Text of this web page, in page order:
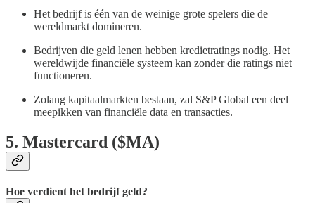
Het bedrijf is één van de weinige grote spelers die de
wereldmarkt domineren.
Bedrijven die geld lenen hebben kredietratings nodig. Het
wereldwijde financiële systeem kan zonder die ratings niet
functioneren.
Zolang kapitaalmarkten bestaan, zal S&P Global een deel
meepikken van financiële data en transacties.
5. Mastercard ($MA)
Hoe verdient het bedrijf geld?